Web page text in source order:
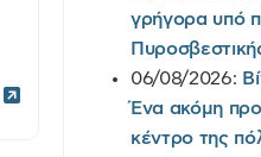
γρήγορα υπό
06/08/2026:
Ένα ακόμη
κέντρο της